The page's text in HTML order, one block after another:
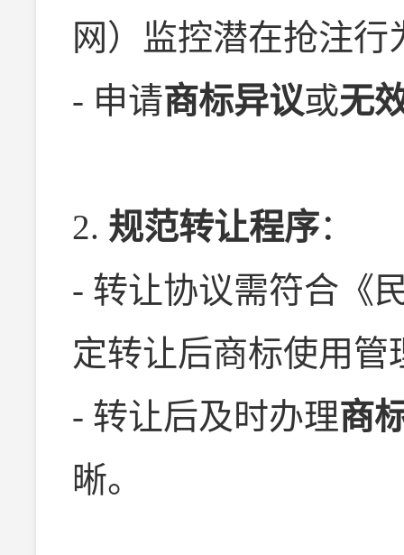
网）监控潜在抢注行
- 申请商标异议或无
2. 规范转让程序：
- 转让协议需符合《
定转让后商标使用管
- 转让后及时办理商
晰。